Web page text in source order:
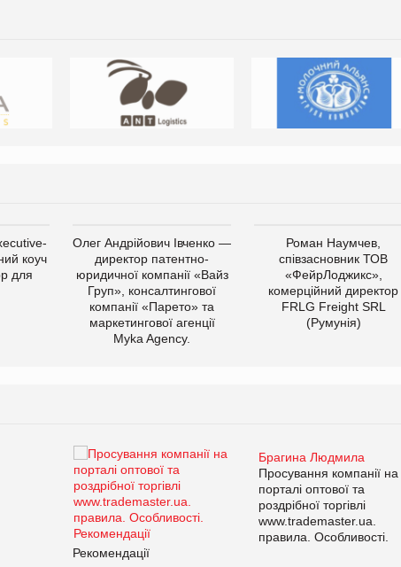
коуч
для
Олег Андрійович Івченко —
директор патентно-
юридичної компанії «Вайз
Груп», консалтингової
компанії «Парето» та
маркетингової агенції
Myka Agency.
Роман Наумчев,
співзасновник ТОВ
«ФейрЛоджикс»,
комерційний директор
FRLG Freight SRL
(Румунія)
Брагина Людмила
Просування компанії на
порталі оптової та
роздрібної торгівлі
www.trademaster.ua.
правила. Особливості.
Рекомендації